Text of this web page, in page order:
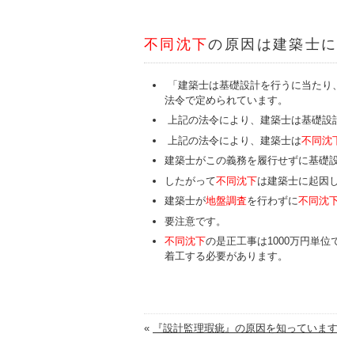
不同沈下の原因は建築士
「建築士は基礎設計を行うに当た
法令で定められています。
上記の法令により、建築士は基礎設
上記の法令により、建築士は不同沈
建築士がこの義務を履行せずに基礎
したがって不同沈下は建築士に起因
建築士が地盤調査を行わずに不同沈
要注意です。
不同沈下の是正工事は1000万円単位
着工する必要があります。
« 『設計監理瑕疵』の原因を知っていま